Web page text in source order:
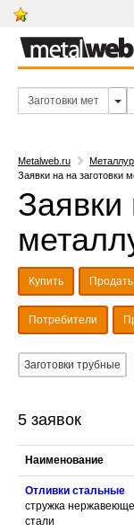
Metalweb.ru
Заявки на на заготовки
Заявки
Купить Продать
Потребители
Заготовки трубные
5 заявок
Наименование
Отливки стальные
стружка
стали